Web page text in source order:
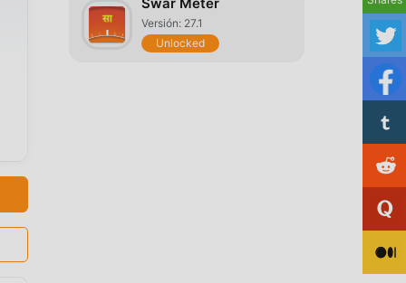
Versión: 27.1
Unlocked